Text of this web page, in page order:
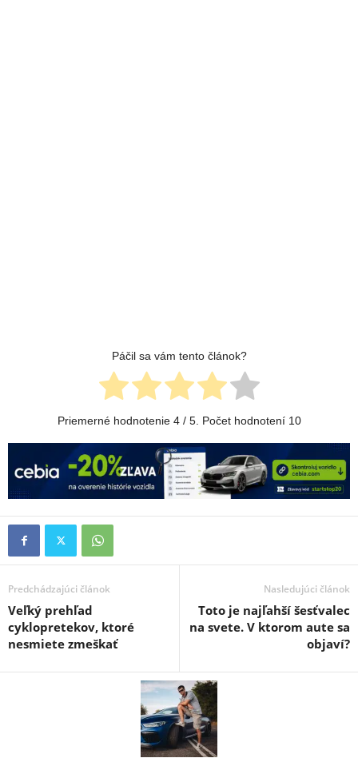
Páčil sa vám tento článok?
Priemerné hodnotenie 4/ 5. Počet hodnotení 10
Predchádzajúci článok
Veľký prehľad
cyklopretekov, ktoré
nesmiete zmeškať
Nasledujúci článok
Toto je najľahší šesťvalec
na svete. V ktorom aute sa
objaví?